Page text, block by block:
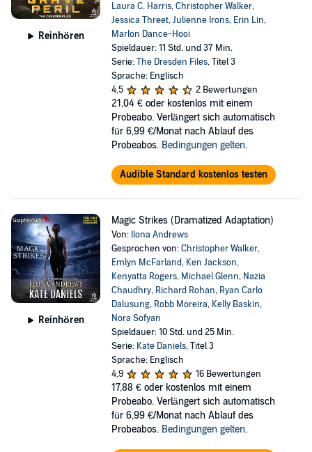
Reinhören
Laura C. Harris,Christopher Walker,
Jessica Threet,Julienne Irons, Erin Lin,
Marlon Dance-Hooi
Spieldauer: 11 Std. und 37 Min.
Serie:The Dresden Files, Titel 3
Sprache: Englisch
4,5
2 Bewertungen
21,04 € oder kostenlos mit einem
Probeabo. Verlängert sich automatisch
für 6,99 €/Monat nach Ablauf des
Probeabos. Bedingungen gelten.
Audible Standard kostenlos testen
Reinhören
Magic Strikes (Dramatized Adaptation)
Von: Ilona Andrews
Gesprochen von:Christopher Walker,
Emlyn McFarland, Ken Jackson,
Kenyatta Rogers, Michael Glenn, Nazia
Chaudhry, Richard Rohan, Ryan Carlo
Dalusung, Robb Moreira, Kelly Baskin,
Nora Sofyan
Spieldauer: 10 Std. und 25 Min.
Serie: Kate Daniels, Titel 3
Sprache: Englisch
4,9
16 Bewertungen
17,88 € oder kostenlos mit einem
Probeabo. Verlängert sich automatisch
für 6,99 €/Monat nach Ablauf des
Probeabos. Bedingungen gelten.